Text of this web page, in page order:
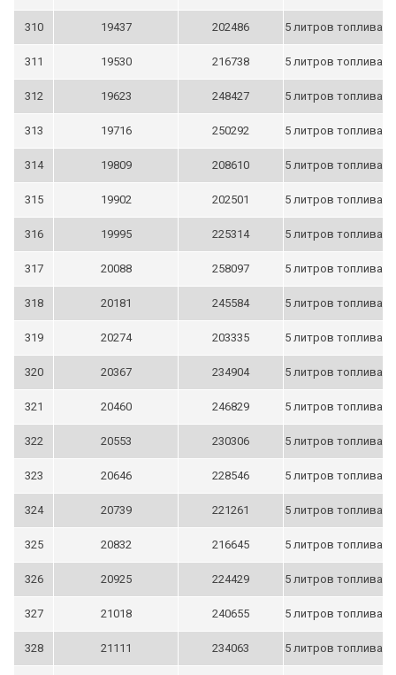
310 19437 202486 5 литров топлива
311 19530 216738 5 литров топлива
312 19623 248427 5 литров топлива
313 19716 250292 5 литров топлива
314 19809 208610 5 литров топлива
315 19902 202501 5 литров топлива
316 19995 225314 5 литров топлива
317 20088 258097 5 литров топлива
318 20181 245584 5 литров топлива
319 20274 203335 5 литров топлива
320 20367 234904 5 литров топлива
321 20460 246829 5 литров топлива
322 20553 230306 5 литров топлива
323 20646 228546 5 литров топлива
324 20739 221261 5 литров топлива
325 20832 216645 5 литров топлива
326 20925 224429 5 литров топлива
327 21018 240655 5 литров топлива
328 21111 234063 5 литров топлива